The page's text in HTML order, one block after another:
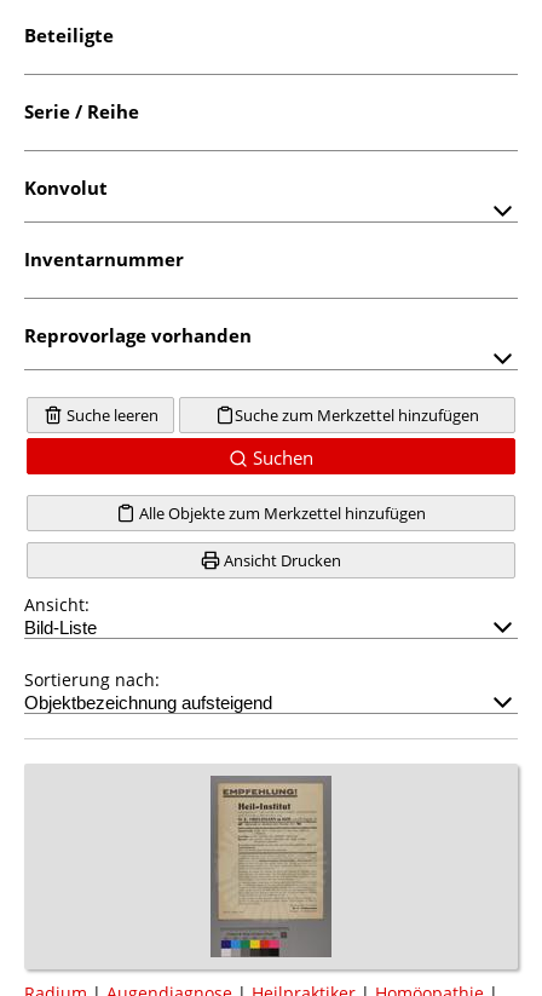
Beteiligte
Serie / Reihe
Konvolut
Inventarnummer
Reprovorlage vorhanden
Suche leeren Suche zum Merkzettel hinzufügen
Suchen
Alle Objekte zum Merkzettel hinzufügen
Ansicht Drucken
Ansicht:
Sortierung nach: